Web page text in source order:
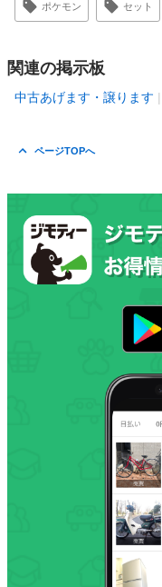
ポケモン セット
関連の掲示板
中古あげます・譲ります
ページTOPへ